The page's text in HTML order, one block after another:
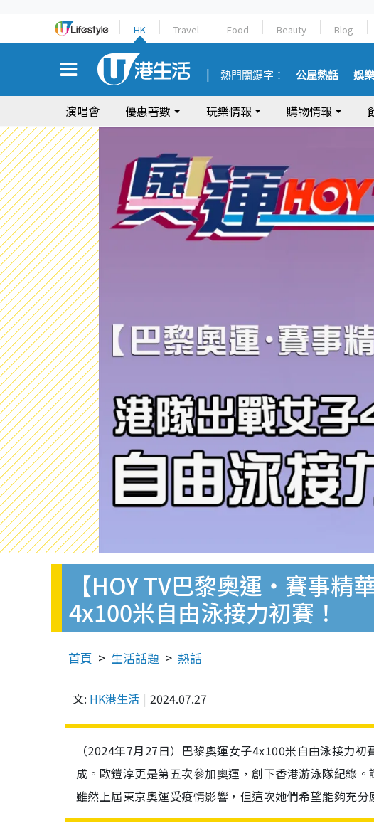
HK Travel Food Beauty Blog
熱門關鍵字： 公屋熱話 娛
演唱會 優惠著數 玩樂情報 購物情報
【HOY TV巴黎奧運・賽事
4x100米自由泳接力初賽！
首頁 生活話題 熱話
文: HK港生活 2024.07.27
（2024年7月27日）巴黎奧運女子4x100米自由泳接力
成。歐鎧淳更是第五次參加奧運，創下香港游泳隊紀錄
雖然上屆東京奧運受疫情影響，但這次她們希望能夠充分